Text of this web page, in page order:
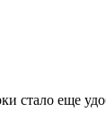
стало еще